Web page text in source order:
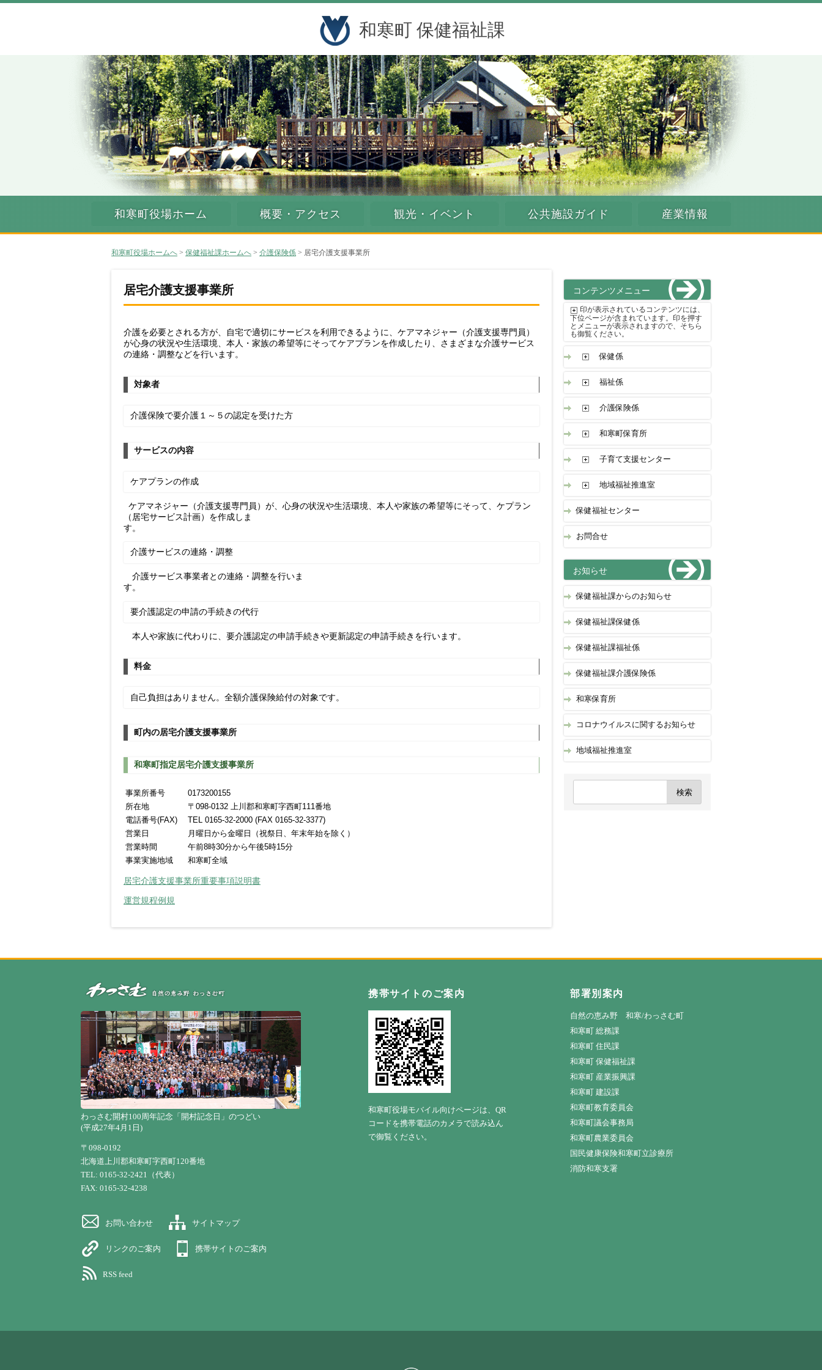
和寒町 保健福祉課
和寒町役場ホーム 概要・アクセス 観光・イベント 公共施設ガイド 産業情報
和寒町役場ホームへ > 保健福祉課ホームへ > 介護保険係 > 居宅介護支援事業所
居宅介護支援事業所
介護を必要とされる方が、自宅で適切にサービスを利用できるように、ケアマネジャー（介護支援専門員）
が心身の状況や生活環境、本人・家族の希望等にそってケアプランを作成したり、さまざまな介護サービス
の連絡・調整などを行います。
対象者
介護保険で要介護１～５の認定を受けた方
サービスの内容
ケアプランの作成
ケアマネジャー（介護支援専門員）が、心身の状況や生活環境、本人や家族の希望等にそって、ケプラン
（居宅サービス計画）を作成しま
す
介護サービスの連絡・調整
介護サービス事業者との連絡・調整を行いま
要介護認定の申請の手続きの代行
本人や家族に代わりに、要介護認定の申請手続きや更新認定の申請手続きを行います。
料金
自己負担はありません。全額介護保険給付の対象です。
町内の居宅介護支援事業所
和寒町指定居宅介護支援事業所
事業所番号
0173200155
所在地
〒098-0132 上川郡和寒町字西町111番地
電話番号(FAX)
TEL 0165-32-2000 (FAX 0165-32-3377)
営業日
月曜日から金曜日（祝祭日、年末年始を除く）
営業時間
午前8時30分から午後5時15分
事業実施地域
和寒町全域
居宅介護支援事業所重要事項説明書
運営規程例規
コンテンツメニュー
印が表示されているコンテンツには、
下位ページが含まれています。印を押す
とメニューが表示されますので、そちら
も御覧ください。
保健係
福祉係
介護保険係
和寒町保育所
子育て支援センター
地域福祉推進室
保健福祉センター
お問合せ
お知らせ
保健福祉課からのお知らせ
保健福祉課保健係
保健福祉課福祉係
保健福祉課介護保険係
和寒保育所
コロナウイルスに関するお知らせ
地域福祉推進室
わっさむ開村100周年記念「開村記念日」のつどい
(平成27年4月1日)
〒098-0192
北海道上川郡和寒町字西町120番地
TEL: 0165-32-2421（代表）
FAX: 0165-32-4238
お問い合わせ サイトマップ
リンクのご案内 携帯サイトのご案内
RSS feed
携帯サイトのご案内
和寒町役場モバイル向けページは、QR
コードを携帯電話のカメラで読み込ん
で御覧ください。
部署別案内
自然の恵み野 和寒/わっさむ町
和寒町 総務課
和寒町 住民課
和寒町 保健福祉課
和寒町 産業振興課
和寒町 建設課
和寒町教育委員会
和寒町議会事務局
和寒町農業委員会
国民健康保険和寒町立診療所
消防和寒支署